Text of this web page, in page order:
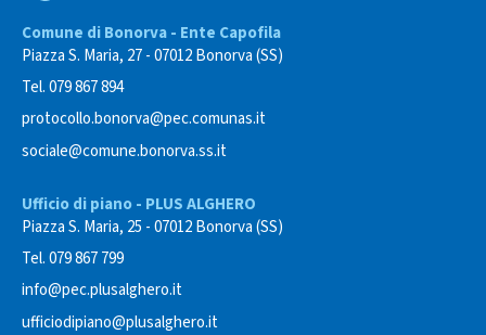
Comune di Bonorva - Ente Capofila
Piazza S. Maria, 27 - 07012 Bonorva (SS)
Tel. 079 867 894
protocollo.bonorva@pec.comunas.it
sociale@comune.bonorva.ss.it
Ufficio di piano - PLUS ALGHERO
Piazza S. Maria, 25 - 07012 Bonorva (SS)
Tel. 079 867 799
info@pec.plusalghero.it
ufficiodipiano@plusalghero.it